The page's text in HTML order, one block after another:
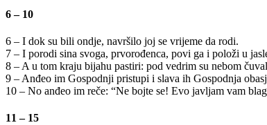
6 – 10
6 – I dok su bili ondje, navršilo joj se vrijeme da rodi.
7 – I porodi sina svoga, prvorođenca, povi ga i položi u
8 – A u tom kraju bijahu pastiri: pod vedrim su nebom
9 – Anđeo im Gospodnji pristupi i slava ih Gospodnja
10 – No anđeo im reče: “Ne bojte se! Evo javljam vam
11 – 15